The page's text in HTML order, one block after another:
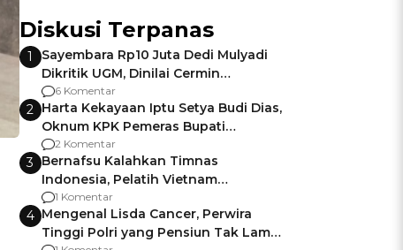
Diskusi Terpanas
1
Sayembara Rp10 Juta Dedi Mulyadi
Dikritik UGM, Dinilai Cermin
Gagalnya Negara Jamin Keamanan
6 Komentar
2 Harta Kekayaan Iptu Setya Budi Dias,
Oknum KPK Pemeras Bupati
Pemalang
2 Komentar
3 Bernafsu Kalahkan Timnas
Indonesia, Pelatih Vietnam
Berencana Pakai Jimat di Pakansari
1 Komentar
4 Mengenal Lisda Cancer, Perwira
Tinggi Polri yang Pensiun Tak Lama